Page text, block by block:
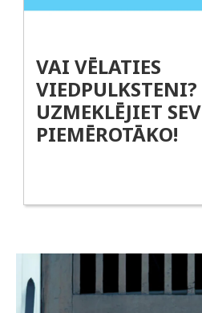
VAI VĒLATIES
VIEDPULKSTENI?
UZMEKLĒJIET SEV
PIEMĒROTĀKO!